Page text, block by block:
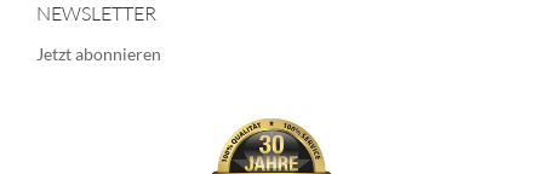
NEWSLETTER
Jetzt abonnieren